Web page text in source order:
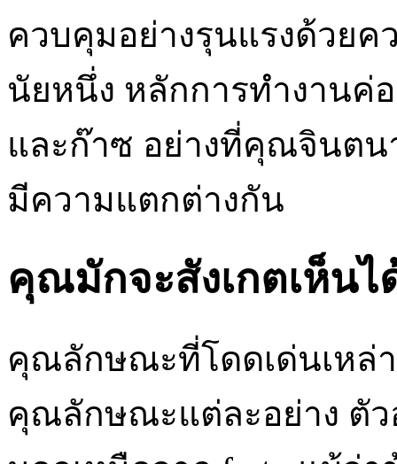
ควบคุมอย่างรุนแรงด้วยค
นัยหนึ่ง หลักการทำงานค่
และก๊าซ อย่างที่คุณจินตน
มีความแตกต่างกัน
คุณมักจะสังเกตเห็นไ
คุณลักษณะที่โดดเด่นเหล่
คุณลักษณะแต่ละอย่าง ตัว